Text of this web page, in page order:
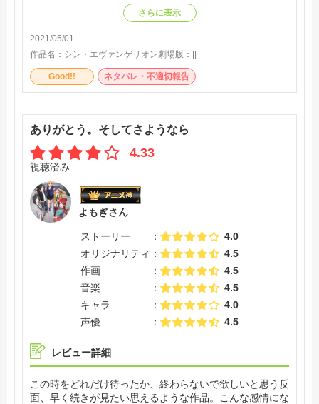
視聴後の正直な感想としては、
「んん！こうするしか無いか」
という感想が頭に浮かびました
ものっそい上からな言い方になってしまいますが
終わらせるとしたらこの道以外は納得できる人いないんだ
ろうなと
初めてエヴァを見たのが自分が中学の頃
衝撃的でした
大人になってから、庵野総監督の様々なインタビューや対
談を見ましたが
師匠である宮崎監督をして、「宇宙人」と言わしめる理由
が各所に見えます。
エヴァの最初の映画だったか、TVシリーズが終わった後
何かの番組で、宮崎監督から
「何も無いって言っちゃってるもんな」
と声をかけられたところがあって
その時には理解できませんでしたが、個人的に合点が行っ
この映画を見た後でした
終わってほしく無かった様な
エヴァはやっぱすごかった
語彙死んでますが、そういう事なんだと思います
さらに表示
2021/05/01
作品名： シン・エヴァンゲリオン劇場版：||
Good!! ネタバレ・不適切報告
ありがとう。そしてさようなら
4.33
視聴済み
よもぎさん
ストーリー
4.0
オリジナリティ
4.5
作画
4.5
音楽
4.5
キャラ
4.0
声優
4.5
レビュー詳細
この時をどれだけ待ったか、終わらないで欲しいと思う反
面、早く続きが見たい思えるような作品。こんな感情にな